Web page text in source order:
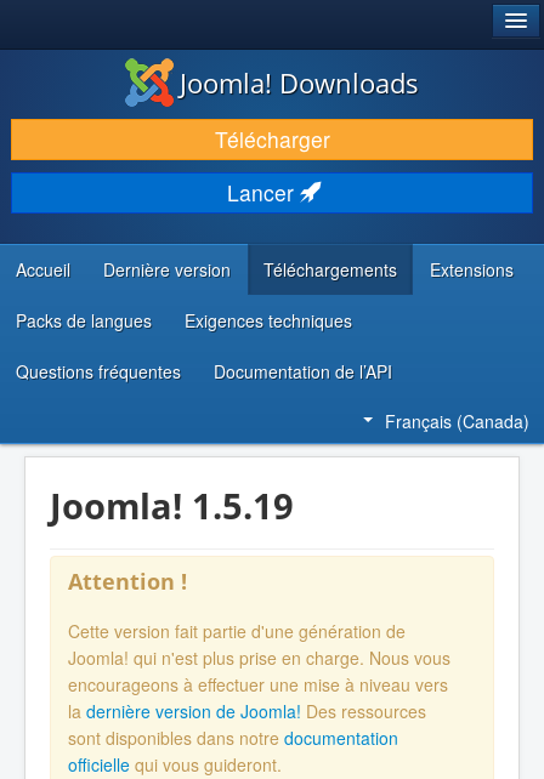
TÉLÉCHARGER & ENRICHIR
DÉCOUVRIR & APPRENDRE
COMMUNAUTÉ & SUPPORT
RESSOURCES DÉVELOPPEURS
Joomla! Downloads
Télécharger
Lancer
Accueil Dernière version Téléchargements Extensions
Packs de langues Exigences techniques
Questions fréquentes Documentation de l’API
Français (Canada)
Joomla! 1.5.19
Attention !
Cette version fait partie d'une génération de
Joomla! qui n'est plus prise en charge. Nous vous
encourageons à effectuer une mise à niveau vers
la dernière version de Joomla! Des ressources
sont disponibles dans notre documentation
officielle qui vous guideront.